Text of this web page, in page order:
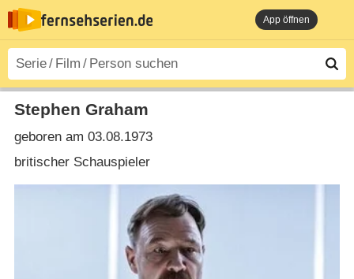
App öffnen
Stephen Graham
geboren am 03.08.1973
britischer Schauspieler